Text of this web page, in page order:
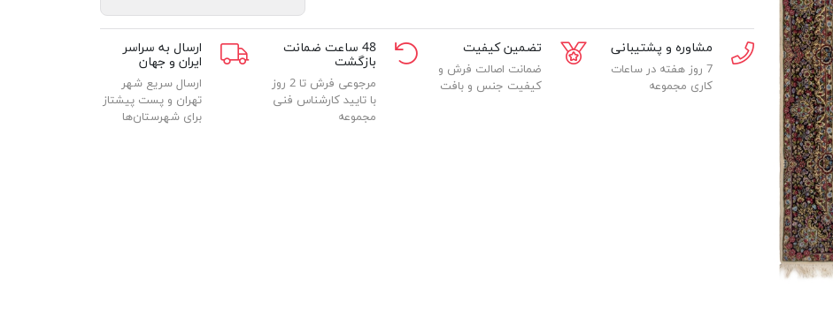
مشاوره و پشتیبانی
7 روز هفته در ساعات
کاری مجموعه
تضمین کیفیت
ضمانت اصالت فرش و
کیفیت جنس و بافت
48 ساعت ضمانت
بازگشت
مرجوعی فرش تا 2 روز
با تایید کارشناس فنی
مجموعه
ارسال به سراسر
ایران و جهان
ارسال سریع شهر
تهران و پست پیشتاز
برای شهرستان‌ها